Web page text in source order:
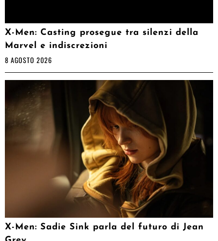
X-Men: Casting prosegue tra silenzi della
Marvel e indiscrezioni
8 AGOSTO 2026
X-Men: Sadie Sink parla del futuro di Jean